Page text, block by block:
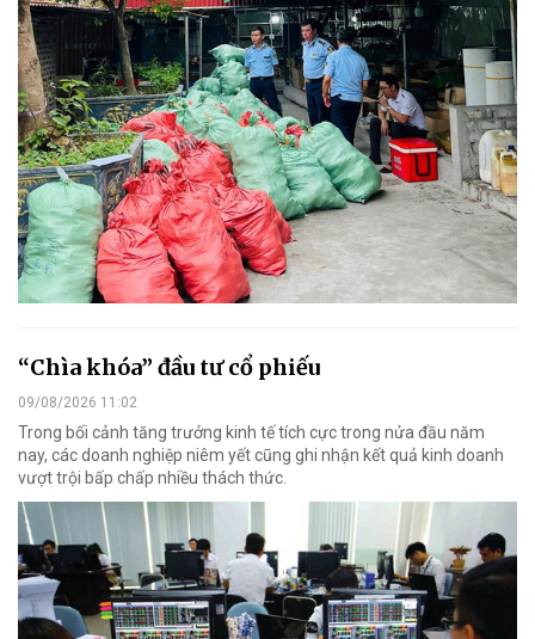
“Chìa khóa” đầu tư cổ phiếu
09/08/2026 11:02
Trong bối cảnh tăng trưởng kinh tế tích cực trong nửa đầu năm
nay, các doanh nghiệp niêm yết cũng ghi nhận kết quả kinh doanh
vượt trội bấp chấp nhiều thách thức.